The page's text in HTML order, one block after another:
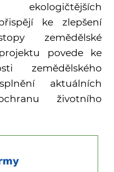
ke zlepšení
zemědělské
povede ke
zemědělského
aktuálních
životního